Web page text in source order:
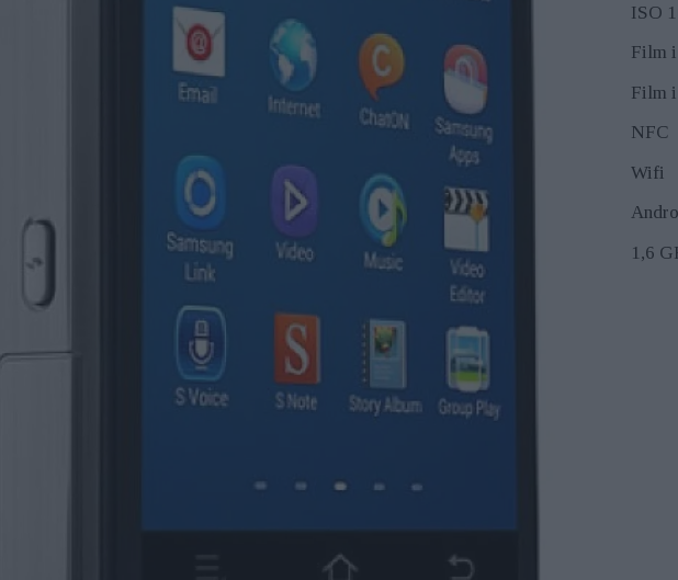
ISO
Film
Film
NFC
Wifi
1,6